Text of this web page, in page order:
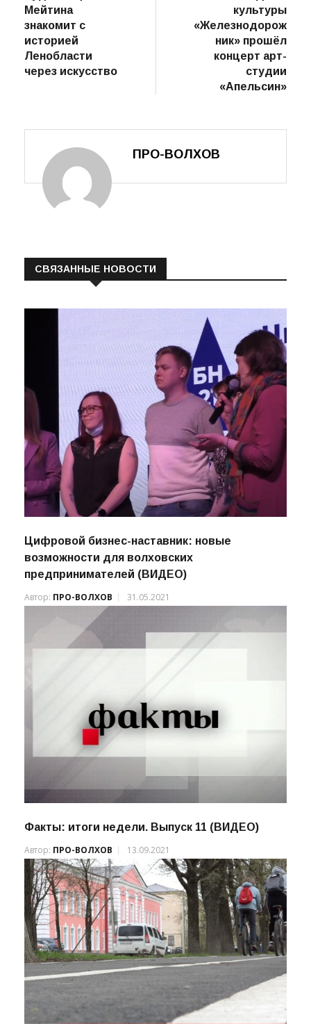
Навигация
по
записям
предыдущая
Художница Яна
Мейтина
знакомит с
историей
следующая
пост
В Доме
культуры
«Железнодорож
ник» прошёл
концерт арт-
ПРО-ВОЛХОВ
Цифровой бизнес-наставник: новые
предпринимателей (ВИДЕО)
ПРО-ВОЛХОВ
Факты: итоги недели. Выпуск 11 (ВИДЕО)
Автор:ПРО-ВОЛХОВ 13.09.2021